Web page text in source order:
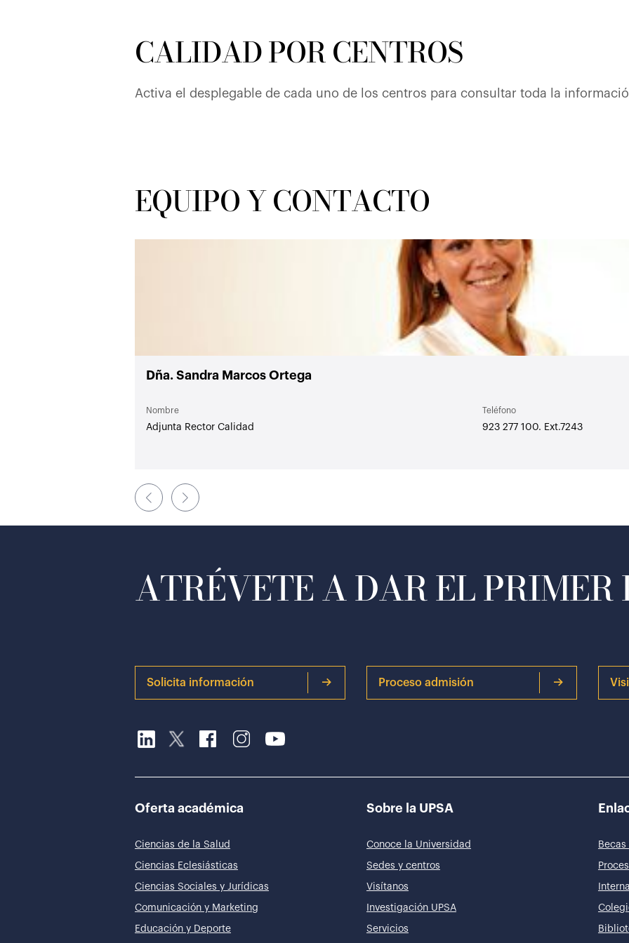
CALIDAD POR CENTROS
Activa el desplegable de cada uno de los centros para consultar toda la
EQUIPO Y CONTACTO
Dña. Sandra Marcos Ortega
Nombre
Adjunta Rector Calidad
Teléfono
923 277 100. Ext.7243
ATRÉVETE A DAR EL PRIMER
Solicita información Proceso admisión
Oferta académica
Ciencias de la Salud
Ciencias Eclesiásticas
Ciencias Sociales y Jurídicas
Comunicación y Marketing
Educación y Deporte
Sobre la UPSA
Conoce la Universidad
Sedes y centros
Visítanos
Investigación UPSA
Servicios
Becas